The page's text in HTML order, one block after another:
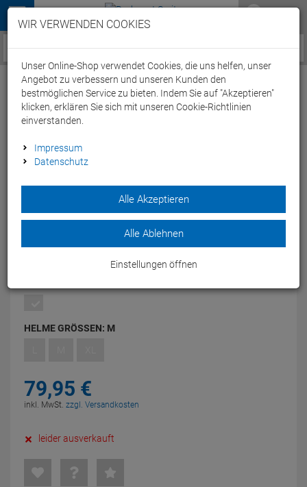
Menü
Service / Hilfe
Abus Urban-I 2.0 Signal Helm - M signal
grey
Der Urban-I 2.0 Signal Helm von Abus mit großem, hoch
angebrachten und integrierten LED Rücklicht mit 180°
HELME GRÖSSEN: M
79,95 €
inkl. MwSt. zzgl. Versandkosten
leider ausverkauft
WIR VERWENDEN COOKIES
Unser Online-Shop verwendet Cookies, die uns helfen, unser
Angebot zu verbessern und unseren Kunden den
bestmöglichen Service zu bieten. Indem Sie auf "Akzeptieren"
klicken, erklären Sie sich mit unseren Cookie-Richtlinien
einverstanden.
Impressum
Datenschutz
Alle Akzeptieren
Alle Ablehnen
Einstellungen öffnen